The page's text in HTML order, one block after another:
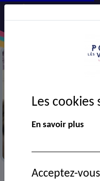
> VIE MUNICIPALE >
Les
En savoir plus
Acceptez-